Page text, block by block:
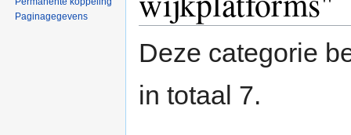
Deze categorie
in totaal 7.
Paginagegevens